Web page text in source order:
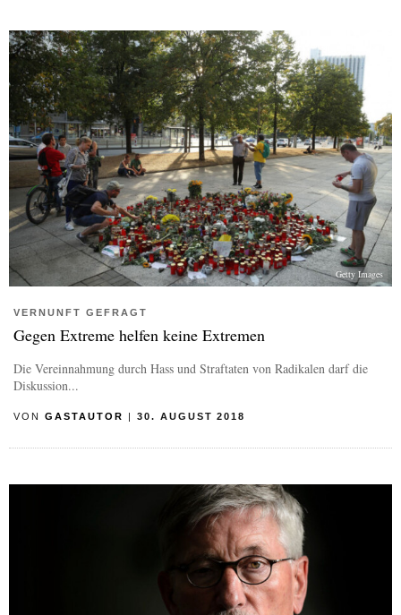
Getty Images
VERNUNFT GEFRAGT
Gegen Extreme helfen keine Extremen
Die Vereinnahmung durch Hass und Straftaten von Radikalen darf die
Diskussion...
VON GASTAUTOR | 30. AUGUST 2018